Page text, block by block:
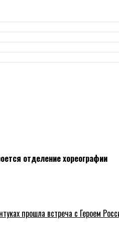
отделение хореографии
прошла встреча с Героем